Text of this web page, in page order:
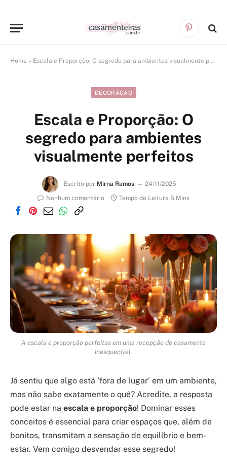
Pinterest
Home » Escala e Proporção: O segredo para ambientes visualmente perfeitos
DECORAÇÃO
Escala e Proporção: O
segredo para ambientes
visualmente perfeitos
Escrito por Mirna Ramos
24/11/2025
Nenhum comentário
Tempo de Leitura 5 Mins
A escala e proporção perfeitas em uma recepção de casamento
inesquecível.
Já sentiu que algo está ‘fora de lugar’ em um ambiente,
mas não sabe exatamente o quê? Acredite, a resposta
pode estar na escala e proporção! Dominar esses
conceitos é essencial para criar espaços que, além de
bonitos, transmitam a sensação de equilíbrio e bem-
estar. Vem comigo desvendar esse segredo!